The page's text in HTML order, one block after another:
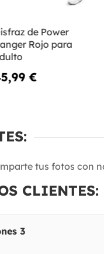
de Power
Rojo para
€
tus fotos con
CLIENTES:
3